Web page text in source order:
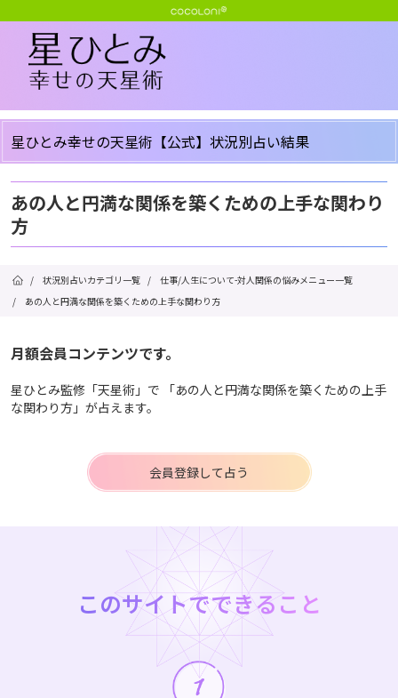
星ひとみ幸せの天星術【公式】状況別占い結果
あの人と円満な関係を築くための上手な関わり
方
/ 状況別占いカテゴリ一覧 /
仕事/人生について-対人関係の悩みメニュー一覧
/
あの人と円満な関係を築くための上手な関わり方
月額会員コンテンツです。
星ひとみ監修「天星術」で 「あの人と円満な関係を築くための上手
な関わり方」が占えます。
会員登録して占う
このサイトでできること